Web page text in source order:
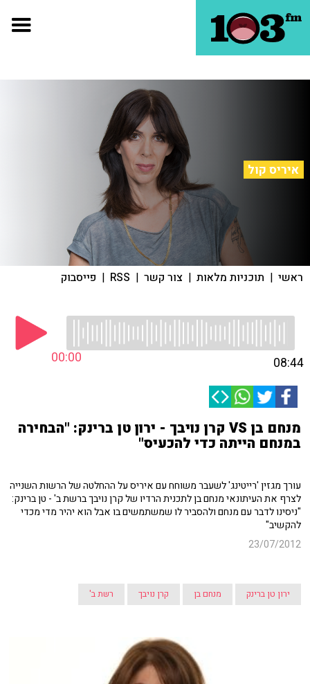
איריס קול
ראשי | תוכניות מלאות | צור קשר |
RSS
| פייסבוק
00:00 08:44
מנחם בן VS קרן נויבך - ירון טן ברינק: "הבחירה
במנחם הייתה כדי להכעיס"
עורך מגזין 'רייטינג' לשעבר משוחח עם איריס על ההחלטה של הרשות השנייה
לצרף את העיתונאי מנחם בן לתכנית הרדיו של קרן נויבך ברשת ב' - טן ברינק:
"ניסינו לדבר עם מנחם ולהסביר לו שמשתמשים בו אבל הוא יהיר מדי מכדי
להקשיב"
23/07/2012
ירון טן ברינק מנחם בן קרן נויבך רשת ב'